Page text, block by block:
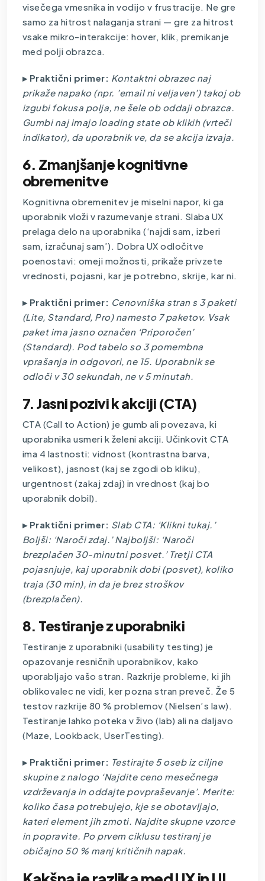
visečega vmesnika in vodijo v frustracije. Ne gre
samo za hitrost nalaganja strani — gre za hitrost
vsake mikro-interakcije: hover, klik, premikanje
med polji obrazca.
▸ Praktični primer: Kontaktni obrazec naj
prikaže napako (npr. ’email ni veljaven’) takoj ob
izgubi fokusa polja, ne šele ob oddaji obrazca.
Gumbi naj imajo loading state ob klikih (vrteči
indikator), da uporabnik ve, da se akcija izvaja.
6. Zmanjšanje kognitivne
obremenitve
Kognitivna obremenitev je miselni napor, ki ga
uporabnik vloži v razumevanje strani. Slaba UX
prelaga delo na uporabnika (‘najdi sam, izberi
sam, izračunaj sam’). Dobra UX odločitve
poenostavi: omeji možnosti, prikaže privzete
vrednosti, pojasni, kar je potrebno, skrije, kar ni.
▸ Praktični primer: Cenovniška stran s 3 paketi
(Lite, Standard, Pro) namesto 7 paketov. Vsak
paket ima jasno označen ‘Priporočen’
(Standard). Pod tabelo so 3 pomembna
vprašanja in odgovori, ne 15. Uporabnik se
odloči v 30 sekundah, ne v 5 minutah.
7. Jasni pozivi k akciji (CTA)
CTA (Call to Action) je gumb ali povezava, ki
uporabnika usmeri k želeni akciji. Učinkovit CTA
ima 4 lastnosti: vidnost (kontrastna barva,
velikost), jasnost (kaj se zgodi ob kliku),
urgentnost (zakaj zdaj) in vrednost (kaj bo
uporabnik dobil).
▸ Praktični primer: Slab CTA: ‘Klikni tukaj.’
Boljši: ‘Naroči zdaj.’ Najboljši: ‘Naroči
brezplačen 30-minutni posvet.’ Tretji CTA
pojasnjuje, kaj uporabnik dobi (posvet), koliko
traja (30 min), in da je brez stroškov
(brezplačen).
8. Testiranje z uporabniki
Testiranje z uporabniki (usability testing) je
opazovanje resničnih uporabnikov, kako
uporabljajo vašo stran. Razkrije probleme, ki jih
oblikovalec ne vidi, ker pozna stran preveč. Že 5
testov razkrije 80 % problemov (Nielsen’s law).
Testiranje lahko poteka v živo (lab) ali na daljavo
(Maze, Lookback, UserTesting).
▸ Praktični primer: Testirajte 5 oseb iz ciljne
skupine z nalogo ‘Najdite ceno mesečnega
vzdrževanja in oddajte povpraševanje’. Merite:
koliko časa potrebujejo, kje se obotavljajo,
kateri element jih zmoti. Najdite skupne vzorce
in popravite. Po prvem ciklusu testiranj je
običajno 50 % manj kritičnih napak.